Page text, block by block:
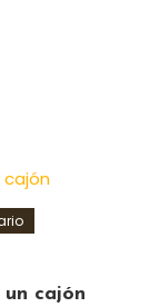
cajón